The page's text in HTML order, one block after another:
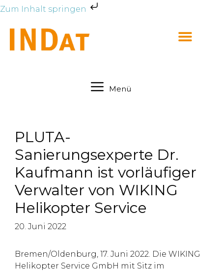
Zum Inhalt springen
Menü
PLUTA-
Sanierungsexperte Dr.
Kaufmann ist vorläufiger
Verwalter von WIKING
Helikopter Service
20. Juni 2022
Bremen/Oldenburg, 17. Juni 2022. Die WIKING
Helikopter Service GmbH mit Sitz im